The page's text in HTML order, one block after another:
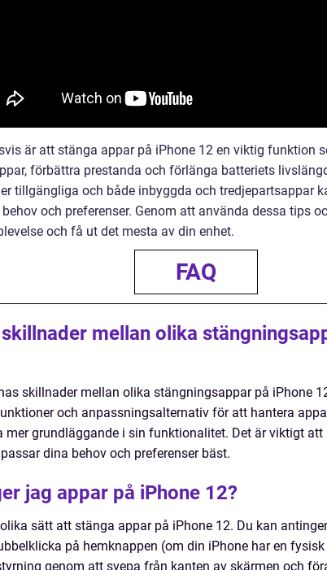
är att stänga appar på iPhone 12 en viktig funktion
förbättra prestanda och förlänga batteriets
tillgängliga och både inbyggda och tredjepartsappar
och preferenser. Genom att använda dessa tips
och få ut det mesta av din enhet.
FAQ
mellan olika
skillnader mellan olika stängningsappar på iPhone
och anpassningsalternativ för att hantera
mer grundläggande i sin funktionalitet. Det är viktigt
dina behov och preferenser bäst.
jag appar på iPhone 12?
sätt att stänga appar på iPhone 12. Du kan
på hemknappen (om din iPhone har en
genom att svepa från kanten av skärmen och